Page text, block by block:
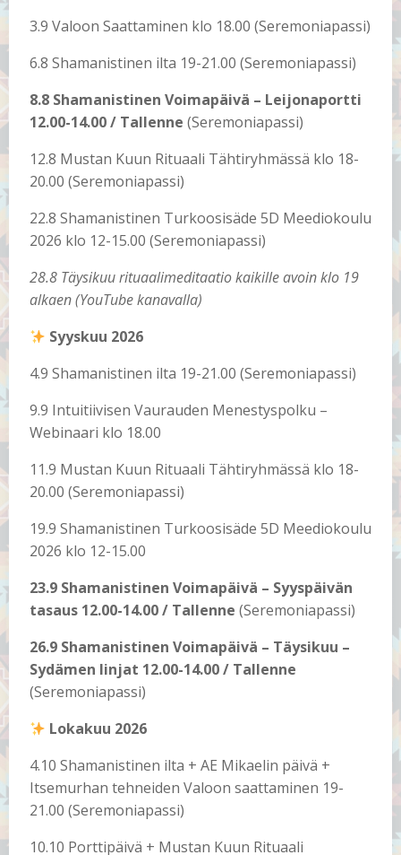
3.9 Valoon Saattaminen klo 18.00 (Seremoniapassi)
6.8 Shamanistinen ilta 19-21.00 (Seremoniapassi)
8.8 Shamanistinen Voimapäivä – Leijonaportti
12.00-14.00 / Tallenne (Seremoniapassi)
12.8 Mustan Kuun Rituaali Tähtiryhmässä klo 18-
20.00 (Seremoniapassi)
22.8 Shamanistinen Turkoosisäde 5D Meediokoulu
2026 klo 12-15.00 (Seremoniapassi)
28.8 Täysikuu rituaalimeditaatiokaikille avoin klo 19
alkaen (YouTube kanavalla)
Syyskuu 2026
4.9 Shamanistinen ilta 19-21.00 (Seremoniapassi)
9.9 Intuitiivisen Vaurauden Menestyspolku –
Webinaari klo 18.00
11.9 Mustan Kuun Rituaali Tähtiryhmässä klo 18-
20.00 (Seremoniapassi)
19.9 Shamanistinen Turkoosisäde 5D Meediokoulu
2026 klo 12-15.00
23.9 Shamanistinen Voimapäivä – Syyspäivän
tasaus 12.00-14.00 / Tallenne (Seremoniapassi)
26.9 Shamanistinen Voimapäivä – Täysikuu –
Sydämen linjat 12.00-14.00 / Tallenne
(Seremoniapassi)
Lokakuu 2026
4.10 Shamanistinen ilta + AE Mikaelin päivä +
Itsemurhan tehneiden Valoon saattaminen 19-
21.00 (Seremoniapassi)
10.10 Porttipäivä + Mustan Kuun Rituaali